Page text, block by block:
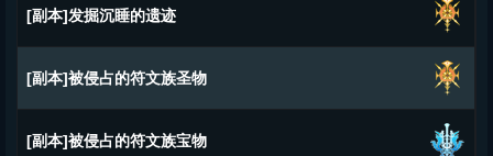
[副本]发掘沉睡的遗迹
[副本]被侵占的符文族圣物
[副本]被侵占的符文族宝物